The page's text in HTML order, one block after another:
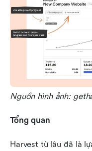
Nguồn hình ảnh:
Tổng quan
Harvest từ lâu đã là